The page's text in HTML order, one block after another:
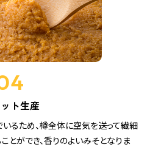
ト生産
るため、樽全体に空気を送って繊細
とができ、香りのよいみそとなりま